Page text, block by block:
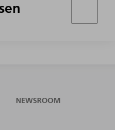
NEWSROOM